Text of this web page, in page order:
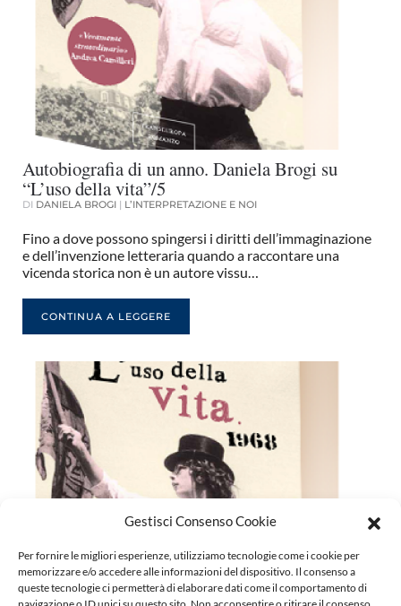
Gestisci Consenso Cookie
Per fornire le migliori esperienze, utilizziamo tecnologie come i cookie per
memorizzare e/o accedere alle informazioni del dispositivo. Il consenso a
queste tecnologie ci permetterà di elaborare dati come il comportamento di
Autobiografia di un anno. Daniela Brogi su
“L’uso della vita”/5
DI DANIELA BROGI | L’INTERPRETAZIONE E NOI
Fino a dove possono spingersi i diritti dell’immaginazione
e dell’invenzione letteraria quando a raccontare una
vicenda storica non è un autore vissu…
CONTINUA A LEGGERE